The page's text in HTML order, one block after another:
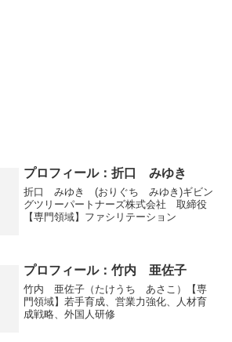
プロフィール：折口 みゆき
折口 みゆき (おりぐち みゆき)ギビン
グツリーパートナーズ株式会社 取締役
【専門領域】ファシリテーション
プロフィール：竹内 亜佐子
竹内 亜佐子（たけうち あさこ）【専
門領域】若手育成、営業力強化、人材育
成戦略、外国人研修